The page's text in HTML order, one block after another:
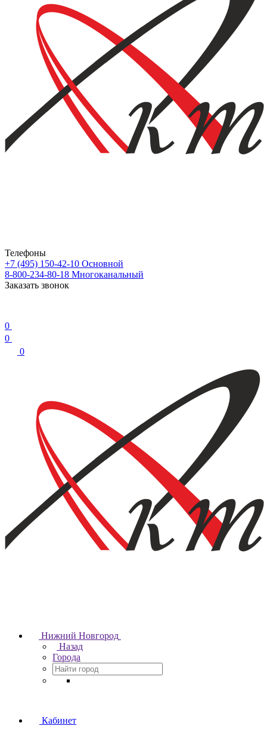
Телефоны
+7 (495) 150-42-10 Основной
8-800-234-80-18 Многоканальный
Заказать звонок
0
0
0
Нижний Новгород
Назад
Города
Кабинет